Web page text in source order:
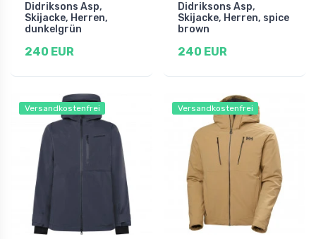
Didriksons Asp,
Skijacke, Herren,
dunkelgrün
240 EUR
Didriksons Asp,
Skijacke, Herren, spice
brown
240 EUR
Versandkostenfrei Versandkostenfrei